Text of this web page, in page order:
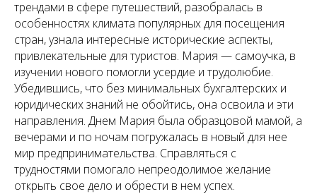
трендами в сфере путешествий, разобралась в
особенностях климата популярных для посещения
стран, узнала интересные исторические аспекты,
привлекательные для туристов. Мария — самоучка, в
изучении нового помогли усердие и трудолюбие.
Убедившись, что без минимальных бухгалтерских и
юридических знаний не обойтись, она освоила и эти
направления. Днем Мария была образцовой мамой, а
вечерами и по ночам погружалась в новый для нее
мир предпринимательства. Справляться с
трудностями помогало непреодолимое желание
открыть свое дело и обрести в нем успех.